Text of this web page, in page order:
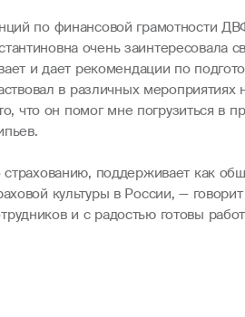
по финансовой грамотности
очень заинтересовала
и дает рекомендации по
в различных мероприятиях
что он помог мне погрузиться в
поддерживает как
культуры в России, —
и с радостью готовы